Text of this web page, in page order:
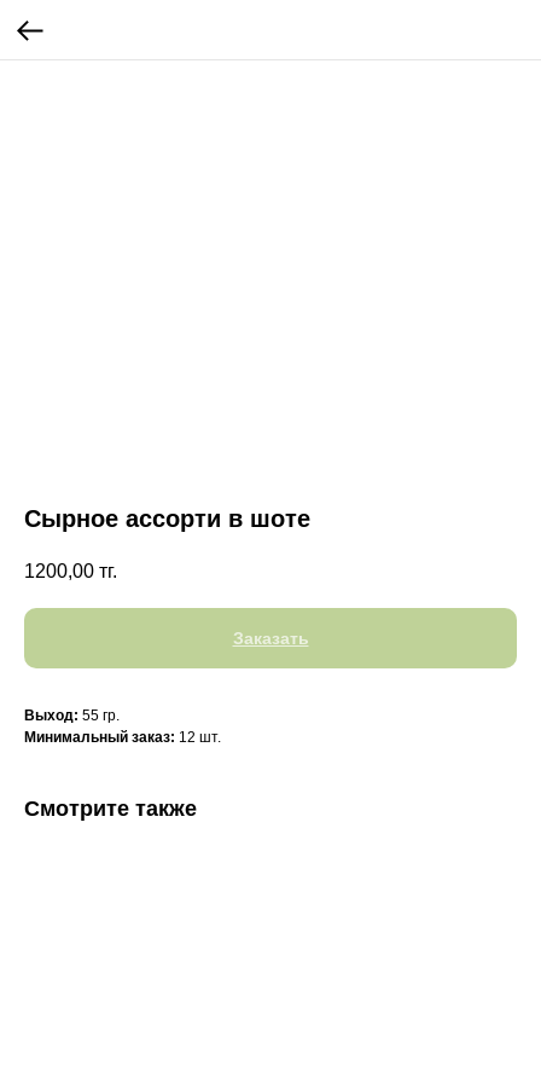
Сырное ассорти в шоте
1200,00 тг.
Заказать
Выход: 55 гр.
Минимальный заказ: 12 шт.
Смотрите также